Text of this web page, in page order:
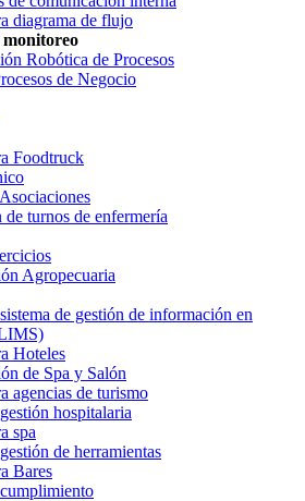
diagrama de flujo
Robótica de Procesos
de Negocio
Foodtruck
turnos de enfermería
Agropecuaria
de gestión de información en
Hoteles
de Spa y Salón
agencias de turismo
hospitalaria
spa
de herramientas
Bares